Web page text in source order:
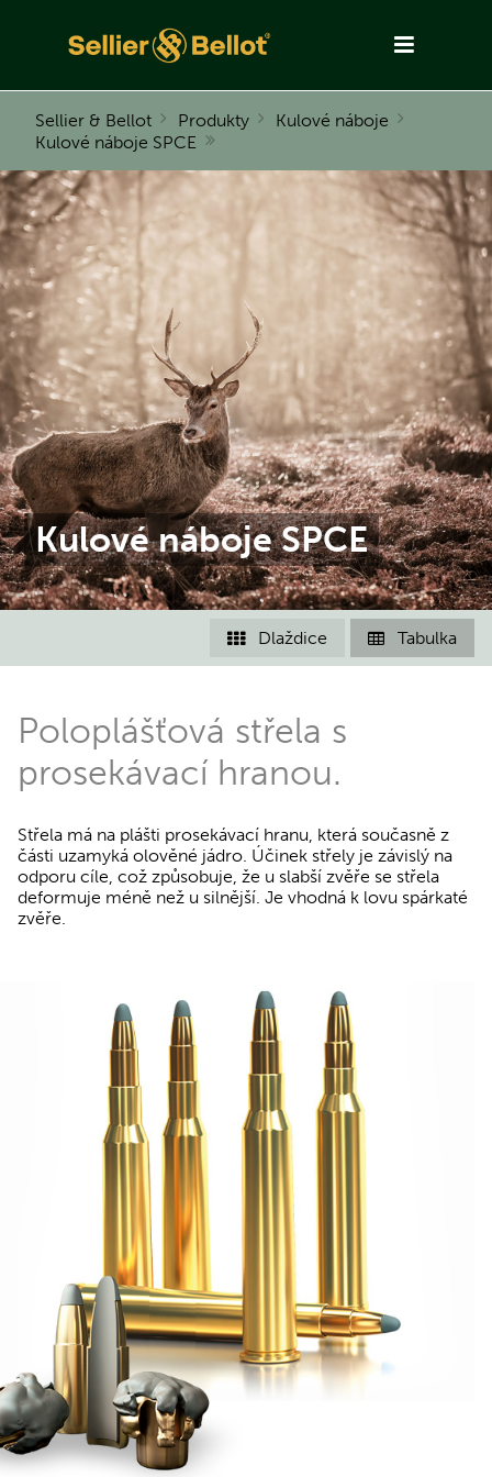
Sellier & Bellot Produkty
Kulové náboje
Kulové náboje SPCE
Kulové náboje SPCE
 Tabulka
 Dlaždice
Poloplášťová střela s
prosekávací hranou.
Střela má na plášti prosekávací hranu, která současně z
části uzamyká olověné jádro. Účinek střely je závislý na
odporu cíle, což způsobuje, že u slabší zvěře se střela
deformuje méně než u silnější. Je vhodná k lovu spárkaté
zvěře.